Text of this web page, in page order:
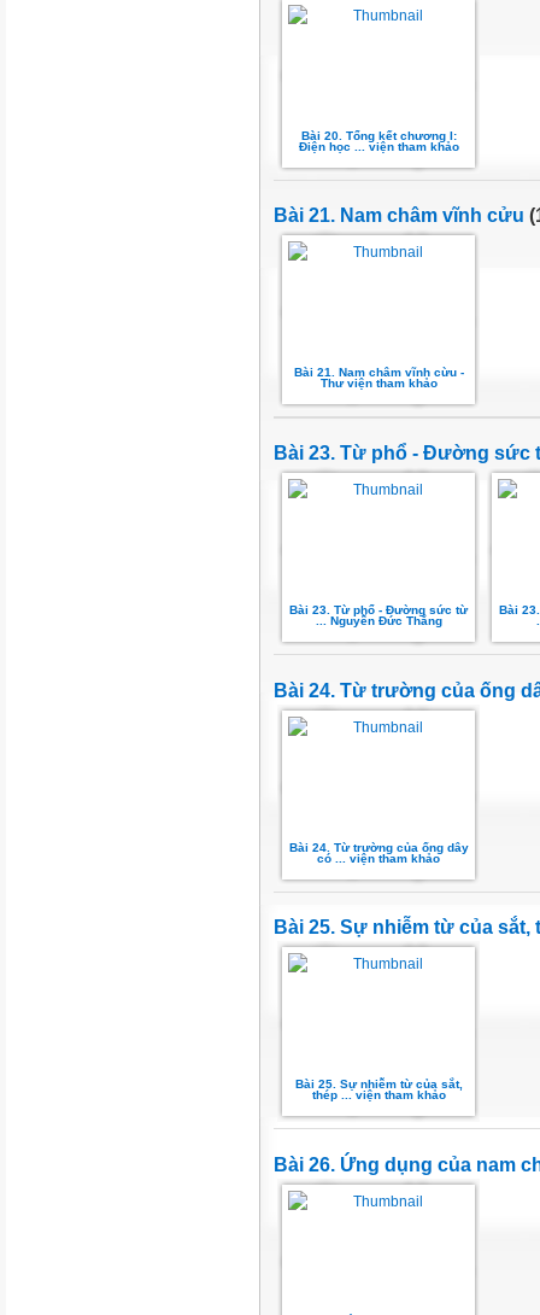
Bài 20. Tổng kết chương I:
Điện học ... viện tham khảo
Bài 21. Nam châm vĩnh cửu
Bài 21. Nam châm vĩnh cừu -
Thư viện tham khảo
Bài 23. Từ phổ - Đường sức
Bài 23. Từ phổ - Đường sức từ
... Nguyễn Đức Thắng
Bài
Bài 24. Từ trường của ống
Bài 24. Từ trường của ống dây
có ... viện tham khảo
Bài 25. Sự nhiễm từ của sắt,
Bài 25. Sự nhiễm từ của sắt,
thép ... viện tham khảo
Bài 26. Ứng dụng của nam